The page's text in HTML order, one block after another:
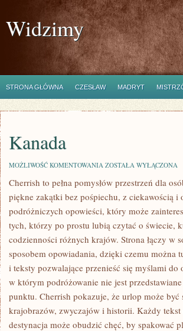
Widzimy
STRONA GŁÓWNA CZESŁAW MADRYT
Kanada
MOŻLIWOŚĆ KOMENTOWANIA KANADA
ZOSTAŁA WYŁĄCZONA
Cherrish to pełna pomysłów przestrzeń dla
piękne zakątki bez pośpiechu, z ciekawością i
podróżniczych opowieści, który może
tych, którzy po prostu lubią czytać o świecie,
codzienności różnych krajów. Strona łączy w
sposobem opowiadania, dzięki czemu można
i teksty pozwalające przenieść się myślami do
w którym podróżowanie nie jest
punktu. Cherrish pokazuje, że urlop może
krajobrazów, zwyczajów i historii. Każdy tekst
destynacja może obudzić chęć, by spakować